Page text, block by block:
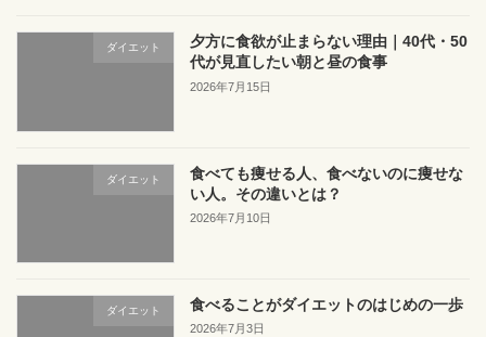
ダイエット
夕方に食欲が止まらない理由｜40代・50
代が見直したい朝と昼の食事
2026年7月15日
ダイエット
食べても痩せる人、食べないのに痩せな
い人。その違いとは？
2026年7月10日
ダイエット 食べることがダイエットのはじめの一歩
2026年7月3日